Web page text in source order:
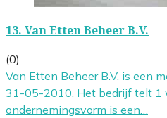
13. Van Etten Beheer B.V.
(0)
Van Etten Beheer B.V. is een
31-05-2010. Het bedrijf telt 1
ondernemingsvorm is een…